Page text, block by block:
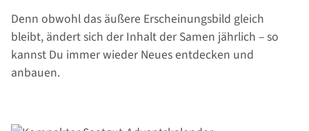
Denn obwohl das äußere Erscheinungsbild gleich
bleibt, ändert sich der Inhalt der Samen jährlich – so
kannst Du immer wieder Neues entdecken und
anbauen.